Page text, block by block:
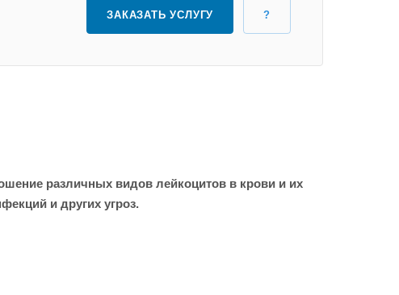
ЗАКАЗАТЬ УСЛУГУ ?
различных видов лейкоцитов в крови и их
и других угроз.